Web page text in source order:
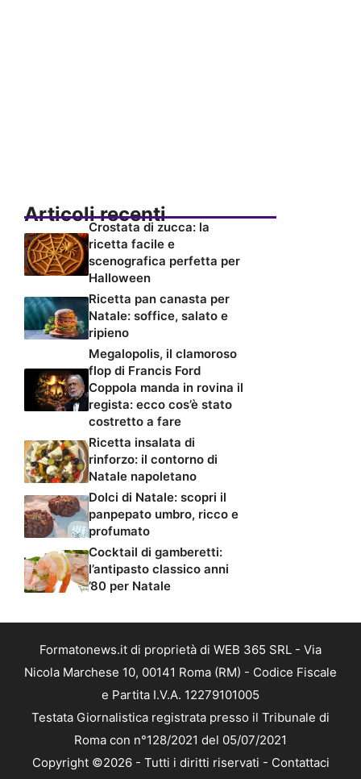
Articoli recenti
Crostata di zucca: la
ricetta facile e
scenografica perfetta per
Halloween
Ricetta pan canasta per
Natale: soffice, salato e
ripieno
Megalopolis, il clamoroso
flop di Francis Ford
Coppola manda in rovina il
regista: ecco cos’è stato
costretto a fare
Ricetta insalata di
rinforzo: il contorno di
Natale napoletano
Dolci di Natale: scopri il
panpepato umbro, ricco e
profumato
Cocktail di gamberetti:
l’antipasto classico anni
’80 per Natale
Formatonews.it di proprietà di WEB 365 SRL - Via
Nicola Marchese 10, 00141 Roma (RM) - Codice Fiscale
e Partita I.V.A. 12279101005
Testata Giornalistica registrata presso il Tribunale di
Roma con n°128/2021 del 05/07/2021
Copyright ©2026 - Tutti i diritti riservati - Contattaci